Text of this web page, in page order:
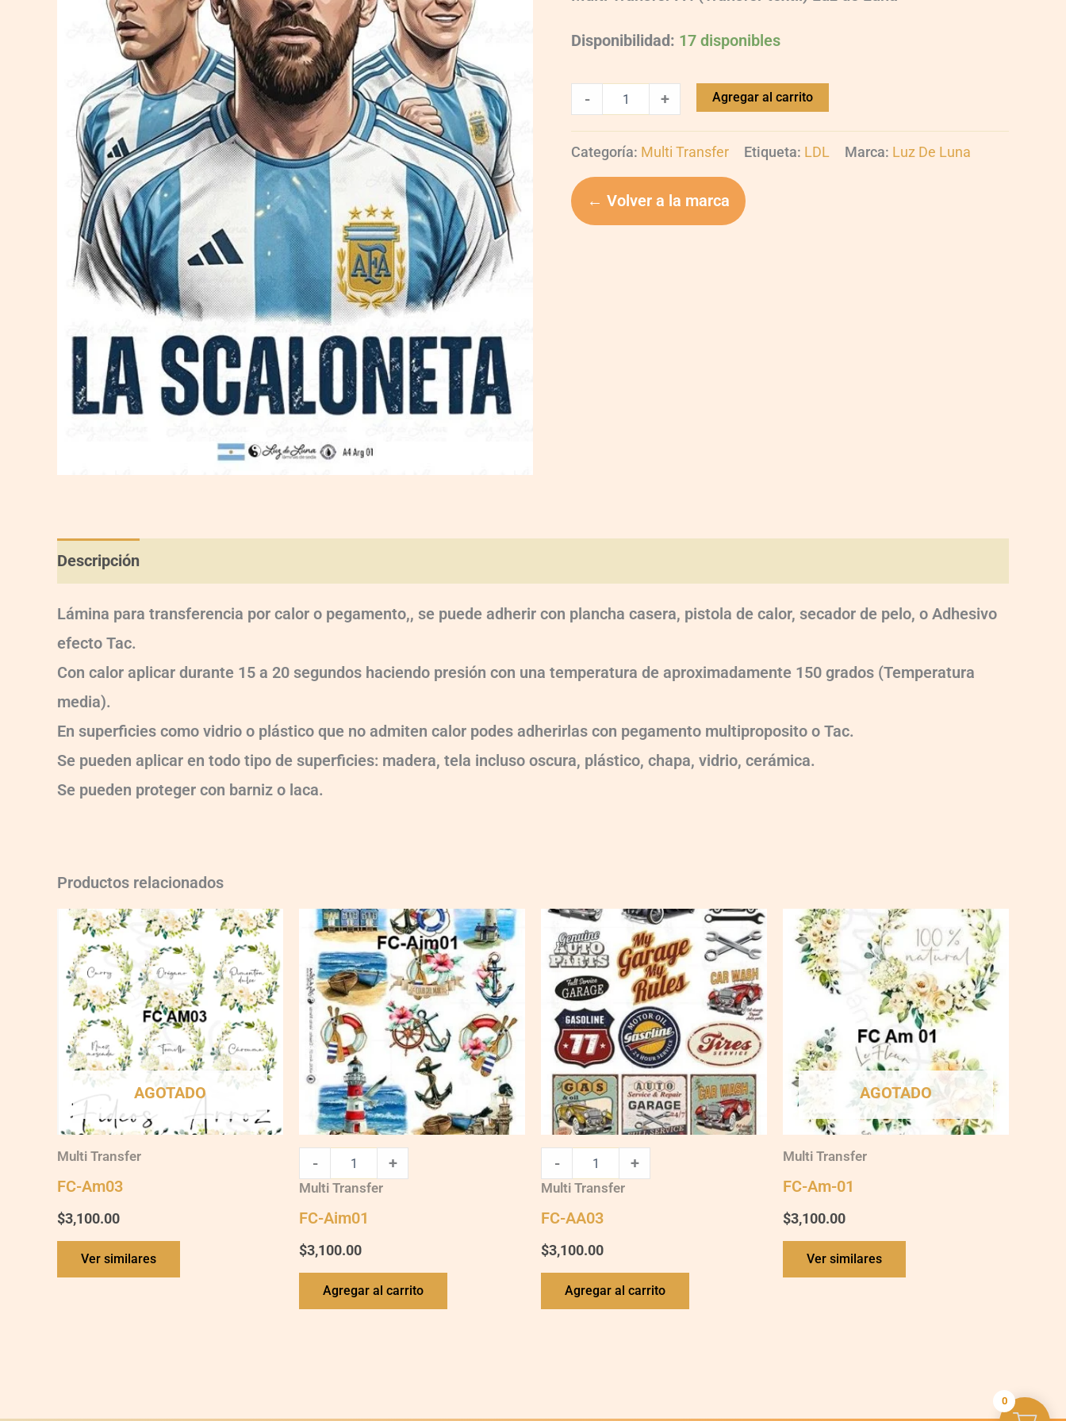
Disponibilidad: 17 disponibles
- + Agregar al carrito
Categoría: Multi Transfer Etiqueta: LDL Marca: Luz De Luna
← Volver a la marca
Descripción
Lámina para transferencia por calor o pegamento,, se puede adherir con plancha casera, pistola de calor, secador de pelo, o Adhesivo
efecto Tac.
Con calor aplicar durante 15 a 20 segundos haciendo presión con una temperatura de aproximadamente 150 grados (Temperatura
media).
En superficies como vidrio o plástico que no admiten calor podes adherirlas con pegamento multiproposito o Tac.
Se pueden aplicar en todo tipo de superficies: madera, tela incluso oscura, plástico, chapa, vidrio, cerámica.
Se pueden proteger con barniz o laca.
Productos relacionados
AGOTADO
Multi Transfer
FC-Am03
$3,100.00
Ver similares
Aim01
quantity
- +
Multi Transfer
FC-Aim01
$3,100.00
Agregar al carrito
FC-
AA03
quantity
- +
Multi Transfer
FC-AA03
$3,100.00
Agregar al carrito
AGOTADO
Multi Transfer
FC-Am-01
$3,100.00
Ver similares
0